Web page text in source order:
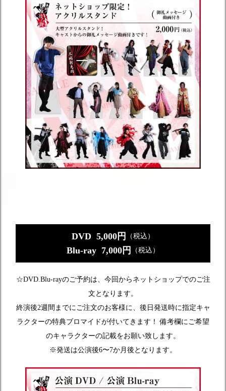
DVD 5,000円 （税込）
Blu-ray 7,000円 （税込）
☆DVD.Blu-rayのご予約は、今回からネットショップでのご注
文となります。
終演後2週間までにご注文のお客様に、後日発送時に指定キャ
ラクターの特典ブロマイドが付いてきます！ 備考欄にご希望
のキャラクターの記載をお願い致します。
※発送は公演後6〜7か月後となります。